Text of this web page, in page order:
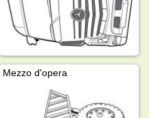
Mezzo d'opera